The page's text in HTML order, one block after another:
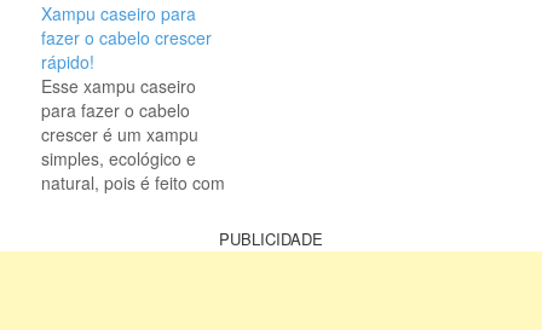
Xampu caseiro para
fazer o cabelo crescer
rápido!
Esse xampu caseiro
para fazer o cabelo
crescer é um xampu
simples, ecológico e
natural, pois é feito com
natureza, sem o uso de
conservantes ou
PUBLICIDADE